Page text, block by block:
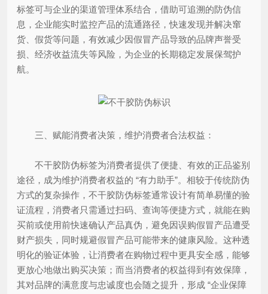
标签可与企业的渠道管理体系结合，借助可追溯的防伪信
息，企业能实时监控产品的流通路径，快速发现并解决窜
货、假货等问题，有效减少因假冒产品导致的品牌声誉受
损、经济收益流失等风险，为企业的长期稳定发展保驾护
航。
三、赋能消费者决策，维护消费者合法权益：
不干胶防伪标签为消费者提供了便捷、有效的正品鉴别
途径，成为维护消费者权益的 “有力助手”。相较于传统防伪
方式的复杂操作，不干胶防伪标签通常设计有简单易懂的验
证流程，消费者只需通过扫码、查询等便捷方式，就能在购
买前或使用前快速确认产品真伪，避免因误购假冒产品遭受
财产损失，同时规避假冒产品可能带来的健康风险。这种透
明化的验证体验，让消费者在购物过程中更具安全感，能够
更放心地做出购买决策；而当消费者的权益得到有效保障，
其对品牌的满意度与忠诚度也会随之提升，形成 “企业保障